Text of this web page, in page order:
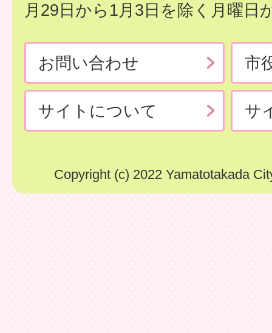
月29日から1月3日を除く月曜日
お問い合わせ 市
サイトについて サ
Copyright (c) 2022 Yamatotakada